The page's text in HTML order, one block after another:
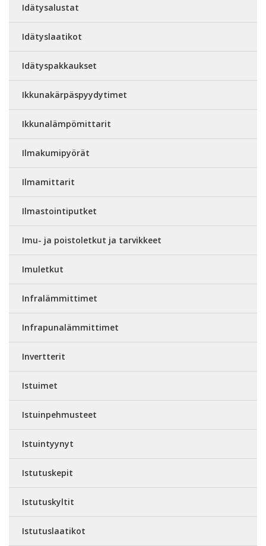
Idätysalustat
Idätyslaatikot
Idätyspakkaukset
Ikkunakärpäspyydytimet
Ikkunalämpömittarit
Ilmakumipyörät
Ilmamittarit
Ilmastointiputket
Imu- ja poistoletkut ja tarvikkeet
Imuletkut
Infralämmittimet
Infrapunalämmittimet
Invertterit
Istuimet
Istuinpehmusteet
Istuintyynyt
Istutuskepit
Istutuskyltit
Istutuslaatikot